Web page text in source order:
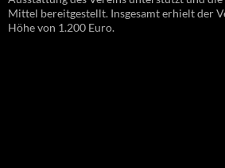
Mittel bereitgestellt. Insgesamt erhielt der
Höhe von 1.200 Euro.